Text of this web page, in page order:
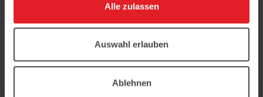
Alle zulassen
Auswahl erlauben
Ablehnen
Понравился рецепт?
Все необходимые продукты Вы
наших супермаркетов Ledo
- Кефир — 500 Миллилитров;